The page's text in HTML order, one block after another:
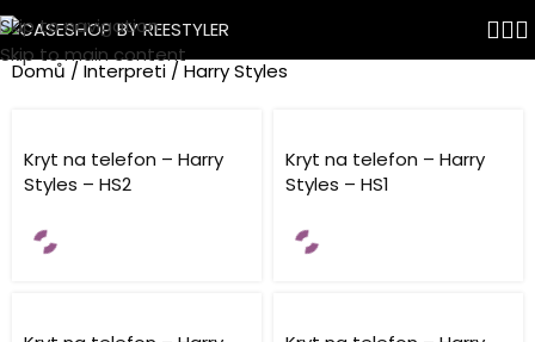
Skip to navigation
Skip to main content
Harry Styles
Domů Interpreti Harry Styles
Kryt na telefon – Harry
Styles – HS2
Kryt na telefon – Harry
Styles – HS1